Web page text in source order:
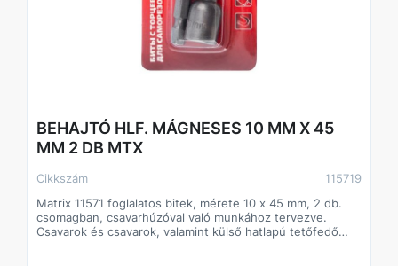
BEHAJTÓ HLF. MÁGNESES 10 MM X 45
MM 2 DB MTX
Cikkszám
115719
Matrix 11571 foglalatos bitek, mérete 10 x 45 mm, 2 db.
csomagban, csavarhúzóval való munkához tervezve.
Csavarok és csavarok, valamint külső hatlapú tetőfedő